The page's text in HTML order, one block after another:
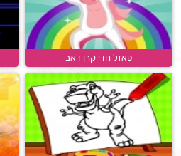
פאזל חדי קרן דאב